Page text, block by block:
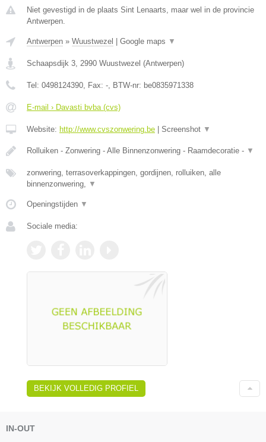
Niet gevestigd in de plaats Sint Lenaarts, maar wel in de provincie
Antwerpen.
Antwerpen » Wuustwezel Google maps ▼
Schaapsdijk 3, 2990 Wuustwezel (Antwerpen)
Tel: 0498124390, Fax: -, BTW-nr: be0835971338
E-mail › Davasti bvba (cvs)
Website: http://www.cvszonwering.be Screenshot ▼
Rolluiken - Zonwering - Alle Binnenzonwering - Raamdecoratie - ▼
zonwering, terrasoverkappingen, gordijnen, rolluiken, alle
binnenzonwering, ▼
Openingstijden ▼
Sociale media:
BEKIJK VOLLEDIG PROFIEL
IN-OUT